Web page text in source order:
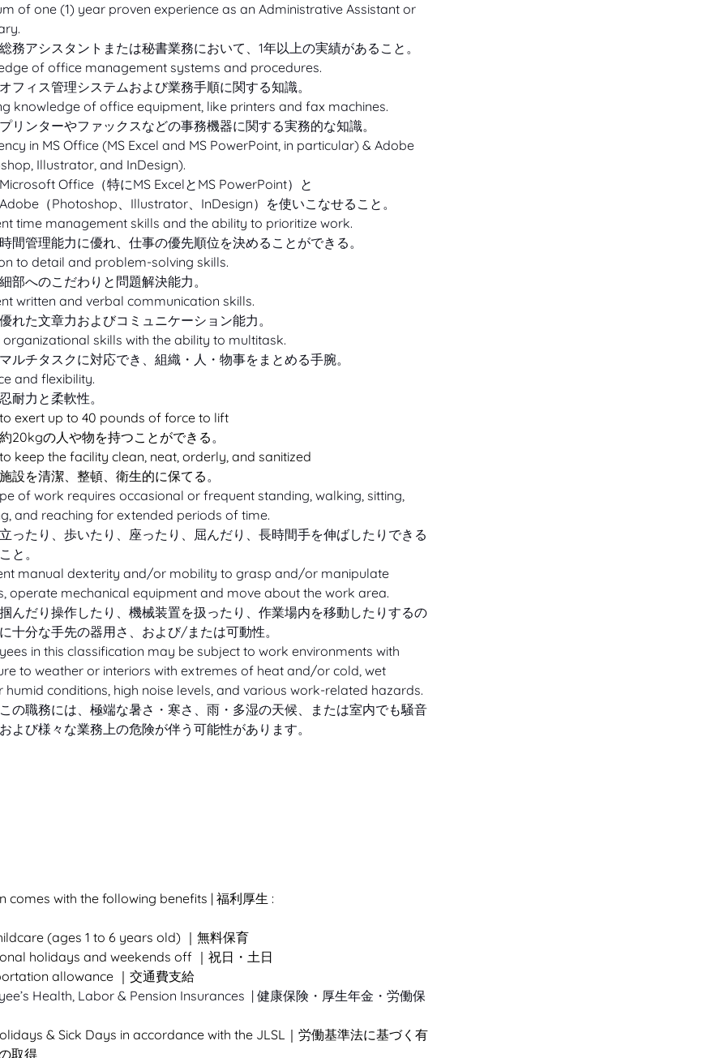
of one (1) year proven experience as an Administrative Assistant or
総務アシスタントまたは秘書業務において、1年以上の実績があること。
of office management systems and procedures.
オフィス管理システムおよび業務手順に関する知識。
knowledge of office equipment, like printers and fax machines.
プリンターやファックスなどの事務機器に関する実務的な知識。
in MS Office (MS Excel and MS PowerPoint, in particular) & Adobe
Illustrator, and InDesign).
Microsoft Office（特にMS ExcelとMS PowerPoint）と
Adobe（Photoshop、Illustrator、InDesign）を使いこなせること。
time management skills and the ability to prioritize work.
時間管理能力に優れ、仕事の優先順位を決めることができる。
to detail and problem-solving skills.
細部へのこだわりと問題解決能力。
written and verbal communication skills.
優れた文章力およびコミュニケーション能力。
organizational skills with the ability to multitask.
マルチタスクに対応でき、組織・人・物事をまとめる手腕。
and flexibility.
忍耐力と柔軟性。
exert up to 40 pounds of force to lift
約20kgの人や物を持つことができる。
keep the facility clean, neat, orderly, and sanitized
施設を清潔、整頓、衛生的に保てる。
of work requires occasional or frequent standing, walking, sitting,
and reaching for extended periods of time.
立ったり、歩いたり、座ったり、屈んだり、長時間手を伸ばしたりできる
こと。
manual dexterity and/or mobility to grasp and/or manipulate
operate mechanical equipment and move about the work area.
掴んだり操作したり、機械装置を扱ったり、作業場内を移動したりするの
に十分な手先の器用さ、および/または可動性。
in this classification may be subject to work environments with
to weather or interiors with extremes of heat and/or cold, wet
conditions, high noise levels, and various work-related hazards.
この職務には、極端な暑さ・寒さ、雨・多湿の天候、または室内でも騒音
および様々な業務上の危険が伴う可能性があります。
comes with the following benefits | 福利厚生 :
(ages 1 to 6 years old) ｜無料保育
holidays and weekends off ｜祝日・土日
allowance ｜交通費支給
Health, Labor & Pension Insurances  | 健康保険・厚生年金・労働保
& Sick Days in accordance with the JLSL｜労働基準法に基づく有
取得